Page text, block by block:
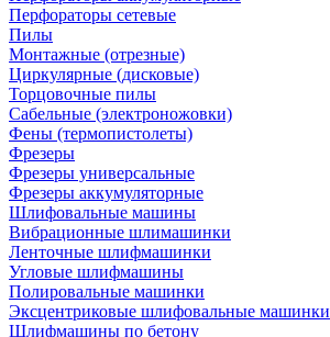
Перфораторы сетевые
Пилы
Монтажные (отрезные)
Циркулярные (дисковые)
Торцовочные пилы
Сабельные (электроножовки)
Фены (термопистолеты)
Фрезеры
Фрезеры универсальные
Фрезеры аккумуляторные
Шлифовальные машины
Вибрационные шлимашинки
Ленточные шлифмашинки
Угловые шлифмашины
Полировальные машинки
Эксцентриковые шлифовальные машинки
Шлифмашины по бетону